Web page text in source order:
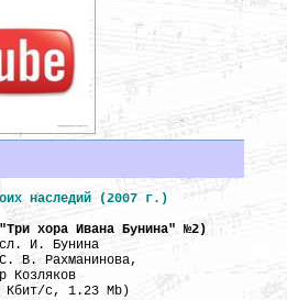
наследий (2007 г.)
хора Ивана Бунина" №2)
И. Бунина
В. Рахманинова,
Козляков
с, 1.23 Mb)